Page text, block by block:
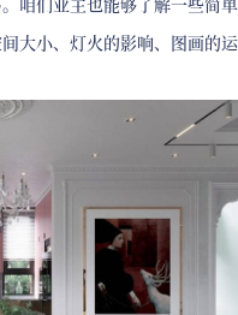
大小、灯火的影响、图画的运